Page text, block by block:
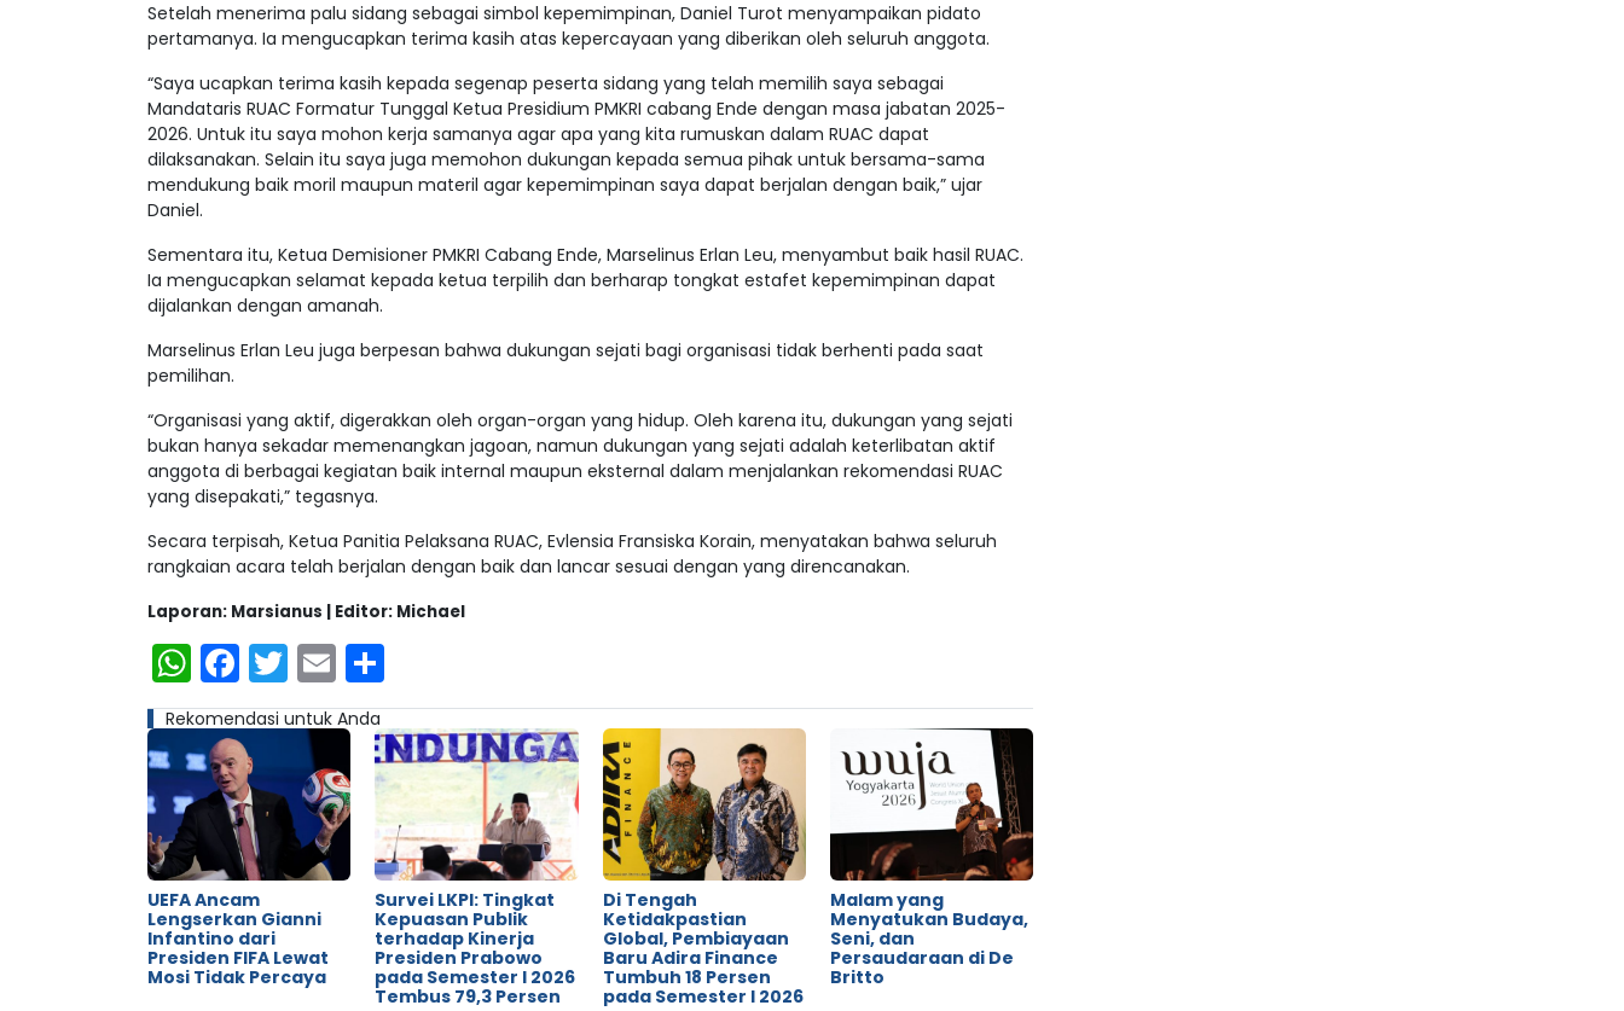
Setelah menerima palu sidang sebagai simbol kepemimpinan, Daniel Turot menyampaikan pidato
pertamanya. Ia mengucapkan terima kasih atas kepercayaan yang diberikan oleh seluruh anggota.
“Saya ucapkan terima kasih kepada segenap peserta sidang yang telah memilih saya sebagai
Mandataris RUAC Formatur Tunggal Ketua Presidium PMKRI cabang Ende dengan masa jabatan 2025-
2026. Untuk itu saya mohon kerja samanya agar apa yang kita rumuskan dalam RUAC dapat
dilaksanakan. Selain itu saya juga memohon dukungan kepada semua pihak untuk bersama-sama
mendukung baik moril maupun materil agar kepemimpinan saya dapat berjalan dengan baik,” ujar
Daniel.
Sementara itu, Ketua Demisioner PMKRI Cabang Ende, Marselinus Erlan Leu, menyambut baik hasil RUAC.
Ia mengucapkan selamat kepada ketua terpilih dan berharap tongkat estafet kepemimpinan dapat
dijalankan dengan amanah.
Marselinus Erlan Leu juga berpesan bahwa dukungan sejati bagi organisasi tidak berhenti pada saat
pemilihan.
“Organisasi yang aktif, digerakkan oleh organ-organ yang hidup. Oleh karena itu, dukungan yang sejati
bukan hanya sekadar memenangkan jagoan, namun dukungan yang sejati adalah keterlibatan aktif
anggota di berbagai kegiatan baik internal maupun eksternal dalam menjalankan rekomendasi RUAC
yang disepakati,” tegasnya.
Secara terpisah, Ketua Panitia Pelaksana RUAC, Evlensia Fransiska Korain, menyatakan bahwa seluruh
rangkaian acara telah berjalan dengan baik dan lancar sesuai dengan yang direncanakan.
Laporan: Marsianus | Editor: Michael
WhatsApp
Facebook
Twitter
Email
Rekomendasi untuk Anda
UEFA Ancam
Lengserkan Gianni
Infantino dari
Presiden FIFA Lewat
Mosi Tidak Percaya
Survei LKPI: Tingkat
Kepuasan Publik
terhadap Kinerja
Presiden Prabowo
pada Semester I 2026
Tembus 79,3 Persen
Di Tengah
Ketidakpastian
Global, Pembiayaan
Baru Adira Finance
Tumbuh 18 Persen
pada Semester I 2026
Malam yang
Menyatukan Budaya,
Seni, dan
Persaudaraan di De
Britto